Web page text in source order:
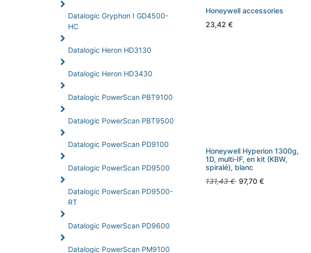
Datalogic Gryphon I GD4500-
HC
Datalogic Heron HD3130
Datalogic Heron HD3430
Datalogic PowerScan PBT9100
Datalogic PowerScan PBT9500
Datalogic PowerScan PD9100
Datalogic PowerScan PD9500
Datalogic PowerScan PD9500-
RT
Datalogic PowerScan PD9600
Datalogic PowerScan PM9100
Honeywell accessories
23,42 €
Honeywell Hyperion 1300g,
1D, multi-IF, en kit (KBW,
spiralé), blanc
131,43€ 97,70 €